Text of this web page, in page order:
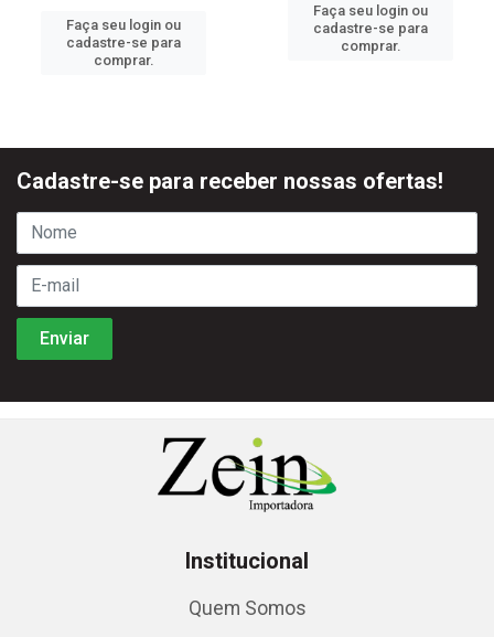
Faça seu login ou
cadastre-se para
comprar.
Faça seu login ou
cadastre-se para
comprar.
Cadastre-se para receber nossas ofertas!
Institucional
Quem Somos